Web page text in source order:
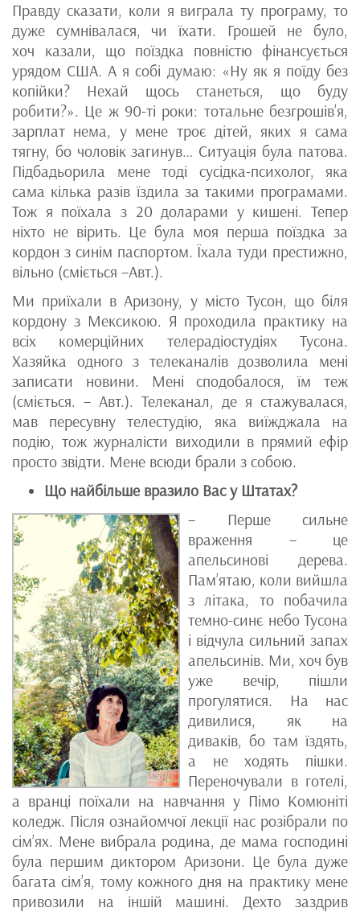
Правду сказати, коли я виграла ту програму, то
дуже сумнівалася, чи їхати. Грошей не було,
хоч казали, що поїздка повністю фінансується
урядом США. А я собі думаю: «Ну як я поїду без
копійки? Нехай щось станеться, що буду
робити?». Це ж 90-ті роки: тотальне безгрошів’я,
зарплат нема, у мене троє дітей, яких я сама
тягну, бо чоловік загинув… Ситуація була патова.
Підбадьорила мене тоді сусідка-психолог, яка
сама кілька разів їздила за такими програмами.
Тож я поїхала з 20 доларами у кишені. Тепер
ніхто не вірить. Це була моя перша поїздка за
кордон з синім паспортом. Їхала туди престижно,
вільно (сміється –Авт.).
Ми приїхали в Аризону, у місто Тусон, що біля
кордону з Мексикою. Я проходила практику на
всіх комерційних телерадіостудіях Тусона.
Хазяйка одного з телеканалів дозволила мені
записати новини. Мені сподобалося, їм теж
(сміється. – Авт.). Телеканал, де я стажувалася,
мав пересувну телестудію, яка виїжджала на
подію, тож журналісти виходили в прямий ефір
просто звідти. Мене всюди брали з собою.
Що найбільше вразило Вас у Штатах?
– Перше сильне
враження – це
апельсинові дерева.
Пам’ятаю, коли вийшла
з літака, то побачила
темно-синє небо Тусона
і відчула сильний запах
апельсинів. Ми, хоч був
уже вечір, пішли
прогулятися. На нас
дивилися, як на
диваків, бо там їздять,
а не ходять пішки.
Переночували в готелі,
а вранці поїхали на навчання у Пімо Комюніті
коледж. Після ознайомчої лекції нас розібрали по
сім’ях. Мене вибрала родина, де мама господині
була першим диктором Аризони. Це була дуже
багата сім’я, тому кожного дня на практику мене
привозили на іншій машині. Дехто заздрив